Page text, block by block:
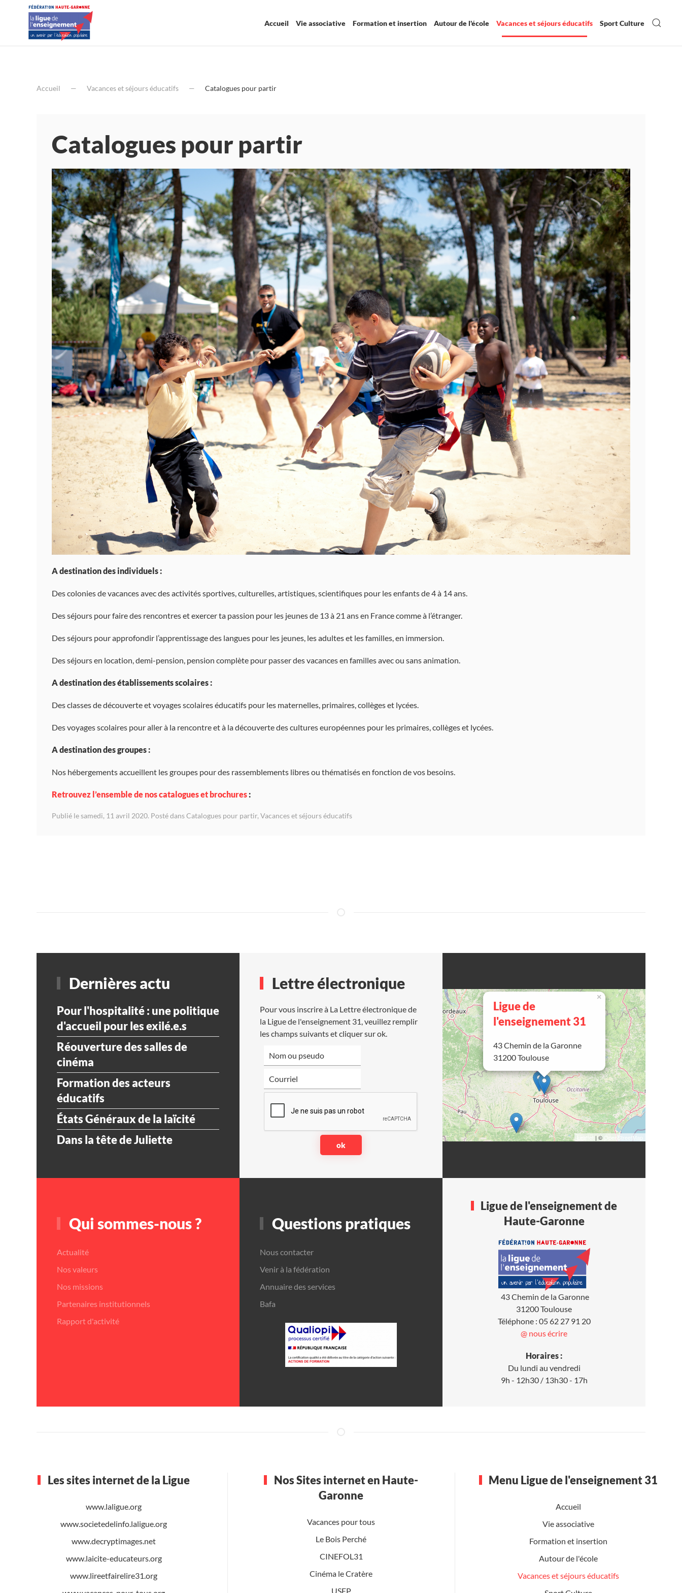
Accueil Vie associative Formation et insertion Autour de l'école Vacances et séjours éducatifs Sport Culture
Accueil Vacances et séjours éducatifs Catalogues pour partir
Catalogues pour partir
A destination des individuels :
Des colonies de vacances avec des activités sportives, culturelles, artistiques, scientifiques pour les enfants de 4 à 14 ans.
Des séjours pour faire des rencontres et exercer ta passion pour les jeunes de 13 à 21 ans en France comme à l’étranger.
Des séjours pour approfondir l’apprentissage des langues pour les jeunes, les adultes et les familles, en immersion.
Des séjours en location, demi-pension, pension complète pour passer des vacances en familles avec ou sans animation.
A destination des établissements scolaires :
Des classes de découverte et voyages scolaires éducatifs pour les maternelles, primaires, collèges et lycées.
Des voyages scolaires pour aller à la rencontre et à la découverte des cultures européennes pour les primaires, collèges et lycées.
A destination des groupes :
Nos hébergements accueillent les groupes pour des rassemblements libres ou thématisés en fonction de vos besoins.
Retrouvez l’ensemble de nos catalogues et brochures:
Publié le samedi, 11 avril 2020. Posté dansCatalogues pour partir, Vacances et séjours éducatifs
Dernières actu
Pour l'hospitalité : une politique
d'accueil pour les exilé.e.s
Réouverture des salles de
cinéma
Formation des acteurs
éducatifs
États Généraux de la laïcité
Dans la tête de Juliette
Lettre électronique
Pour vous inscrire à La Lettre électronique de
la Ligue de l'enseignement 31, veuillez remplir
les champs suivants et cliquer sur ok.
Ligue de
l'enseignement 31
43 Chemin de la Garonne
31200 Toulouse
×
Leaflet | © OpenStreetMap
Qui sommes-nous ?
Actualité
Nos valeurs
Nos missions
Partenaires institutionnels
Rapport d'activité
Questions pratiques
Nous contacter
Venir à la fédération
Annuaire des services
Bafa
Ligue de l'enseignement de
Haute-Garonne
43 Chemin de la Garonne
31200 Toulouse
Téléphone : 05 62 27 91 20
@ nous écrire
Horaires :
Du lundi au vendredi
9h - 12h30 / 13h30 - 17h
Les sites internet de la Ligue
www.laligue.org
www.societedelinfo.laligue.org
www.decryptimages.net
www.laicite-educateurs.org
www.lireetfairelire31.org
Nos Sites internet en Haute-
Garonne
Vacances pour tous
Le Bois Perché
CINEFOL31
Cinéma le Cratère
USEP
Menu Ligue de l'enseignement 31
Accueil
Vie associative
Formation et insertion
Autour de l'école
Vacances et séjours éducatifs